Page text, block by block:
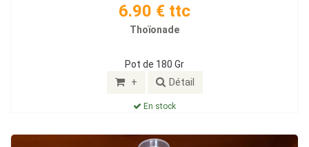
6.90 € ttc
Thoïonade
Pot de 180 Gr
+ Détail
En stock